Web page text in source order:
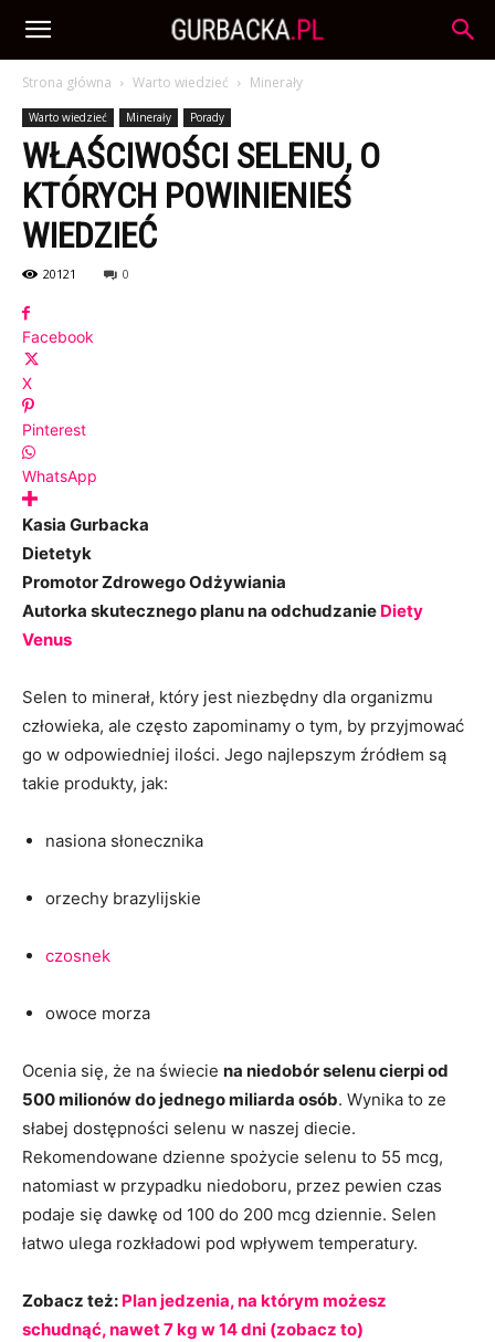
Strona główna Warto wiedzieć Minerały
Warto wiedzieć Minerały Porady
WŁAŚCIWOŚCI SELENU, O
KTÓRYCH POWINIENIEŚ
WIEDZIEĆ
20121 0
Facebook
X
Pinterest
WhatsApp
Kasia Gurbacka
Dietetyk
Promotor Zdrowego Odżywiania
Autorka skutecznego planu na odchudzanie Diety
Venus
Selen to minerał, który jest niezbędny dla organizmu
człowieka, ale często zapominamy o tym, by przyjmować
go w odpowiedniej ilości. Jego najlepszym źródłem są
takie produkty, jak:
nasiona słonecznika
orzechy brazylijskie
czosnek
owoce morza
Ocenia się, że na świecie na niedobór selenu cierpi od
500 milionów do jednego miliarda osób. Wynika to ze
słabej dostępności selenu w naszej diecie.
Rekomendowane dzienne spożycie selenu to 55 mcg,
natomiast w przypadku niedoboru, przez pewien czas
podaje się dawkę od 100 do 200 mcg dziennie. Selen
łatwo ulega rozkładowi pod wpływem temperatury.
Zobacz też: Plan jedzenia, na którym możesz
schudnąć, nawet 7 kg w 14 dni (zobacz to)